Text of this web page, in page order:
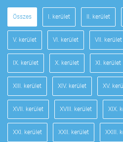
Összes I. kerület II. kerület
V. kerület VI. kerület VII. kerület
IX. kerület X. kerület XI. kerület
XIII. kerület XIV. kerület XV.
XVII. kerület XVIII. kerület XIX.
XXI. kerület XXII. kerület XXIII.